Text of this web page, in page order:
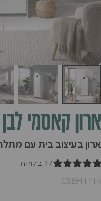
ארון קאסמילבן
ארון בעיצוב בית עם
17 ביקורות
CSBH1114